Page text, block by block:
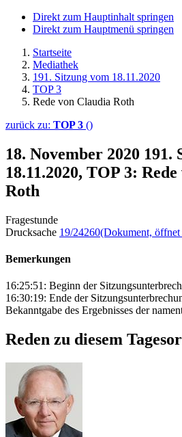
Direkt zum Hauptinhalt springen
Direkt zum Hauptmenü springen
Startseite
Mediathek
191. Sitzung vom 18.11.2020
TOP 3
Rede von Claudia Roth
zurück zu: TOP 3 ()
18. November 2020 191.
18.11.2020, TOP 3:
Roth
Fragestunde
Drucksache 19/24260(Dokument, öffnet
Bemerkungen
16:25:51: Beginn der
16:30:19: Ende der
Bekanntgabe des Ergebnisses der
Reden zu diesem